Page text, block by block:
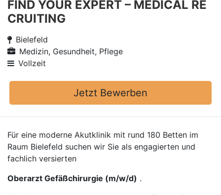
FIND YOUR EXPERT – MEDICAL RE
CRUITING
Bielefeld
Medizin, Gesundheit, Pflege
Vollzeit
Jetzt Bewerben
Für eine moderne Akutklinik mit rund 180 Betten im
Raum Bielefeld suchen wir Sie als engagierten und
fachlich versierten
Oberarzt Gefäßchirurgie (m/w/d) .